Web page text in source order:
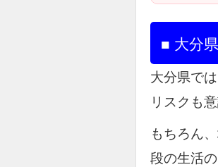
■ 大分
大分県で
リスクも
もちろん
段の生活